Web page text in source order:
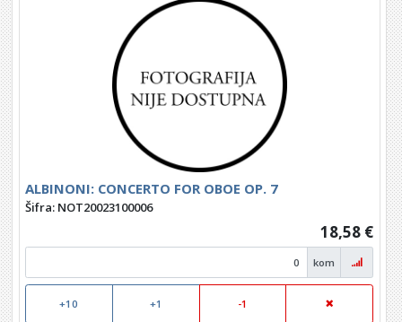
ALBINONI: CONCERTO FOR OBOE OP. 7
Šifra: NOT20023100006
18,58 €
kom
+10 +1 -1